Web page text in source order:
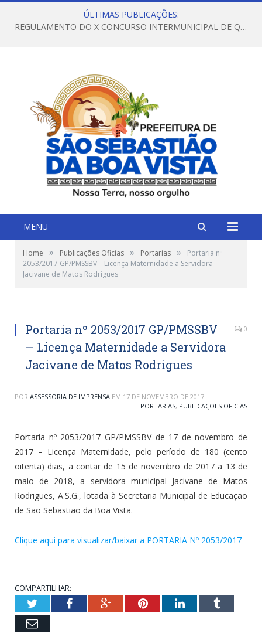
ÚLTIMAS PUBLICAÇÕES:
REGULAMENTO DO X CONCURSO INTERMUNICIPAL DE QUADRILHAS JUNINAS – 2026 – ARRAIÁ DA VENEZA
MENU
Home » Publicações Oficias » Portarias »
Portaria nº
2053/2017 GP/PMSSBV – Licença Maternidade a Servidora
Jacivane de Matos Rodrigues
Portaria nº 2053/2017 GP/PMSSBV
– Licença Maternidade a Servidora
Jacivane de Matos Rodrigues
0
POR ASSESSORIA DE IMPRENSA EM 17 DE NOVEMBRO DE 2017
PORTARIAS, PUBLICAÇÕES OFICIAS
Portaria nº 2053/2017 GP/PMSSBV de 17 de novembro de
2017 – Licença Maternidade, pelo período de 180 (cento
oitenta) dias, a contar de 15 de novembro de 2017 a 13 de
maio de 2018, a servidora municipal Jacivane de Matos
Rodrigues, A.S.G., lotada à Secretaria Municipal de Educação
de São Sebastião da Boa Vista.
Clique aqui para visualizar/baixar a PORTARIA Nº 2053/2017
COMPARTILHAR:
TwitterFacebookGoogle+PinterestLinkedInTumblr
Email